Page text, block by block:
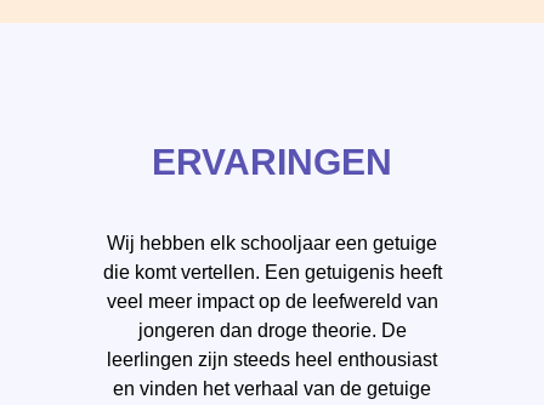
ERVARINGEN
Wij hebben elk schooljaar een getuige
die komt vertellen. Een getuigenis heeft
veel meer impact op de leefwereld van
jongeren dan droge theorie. De
leerlingen zijn steeds heel enthousiast
en vinden het verhaal van de getuige